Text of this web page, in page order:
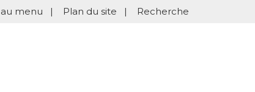
menu | Plan du site | Recherche